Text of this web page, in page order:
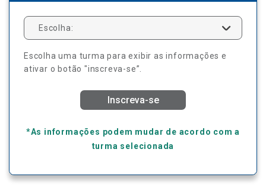
Escolha:
Escolha uma turma para exibir as informações e
ativar o botão "inscreva-se”.
Inscreva-se
*As informações podem mudar de acordo com a
turma selecionada